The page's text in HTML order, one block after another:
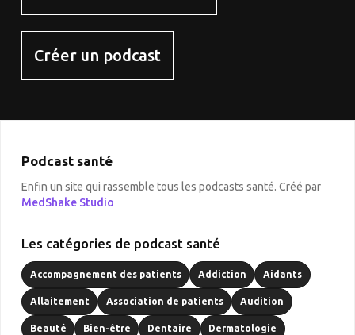
Créer un podcast
Podcast santé
Enfin un site qui rassemble tous les podcasts santé. Créé par
MedShake Studio
Les catégories de podcast santé
Accompagnement des patients Addiction Aidants
Allaitement Association de patients Audition
Beauté Bien-être Dentaire Dermatologie